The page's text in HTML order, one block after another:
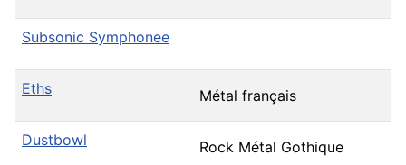
Subsonic Symphonee
Eths Métal français
Dustbowl Rock Métal Gothique